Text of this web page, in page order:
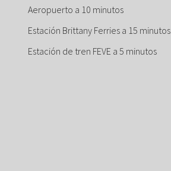
Aeropuerto a 10 minutos
Estación Brittany Ferries a 15 minutos
Estación de tren FEVE a 5 minutos